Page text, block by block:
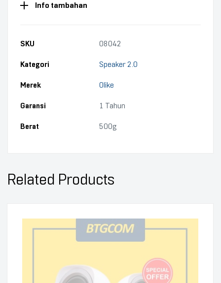
Info tambahan
SKU 08042
Kategori Speaker 2.0
Merek Olike
Garansi 1 Tahun
Berat 500g
Related Products